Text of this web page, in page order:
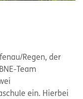
Regen, der
Team
ein. Hierbei